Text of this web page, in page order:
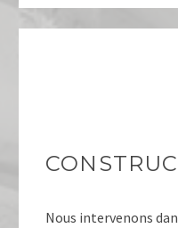
Nous intervenons